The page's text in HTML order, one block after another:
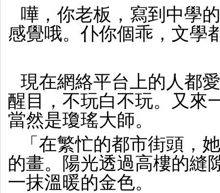
嘩，你老板，寫到中學
感覺哦。仆你個乖，文學
現在網絡平台上的人都
醒目，不玩白不玩。又來
當然是瓊瑤大師。
「在繁忙的都市街頭，
的畫。陽光透過高樓的縫
一抹溫暖的金色。